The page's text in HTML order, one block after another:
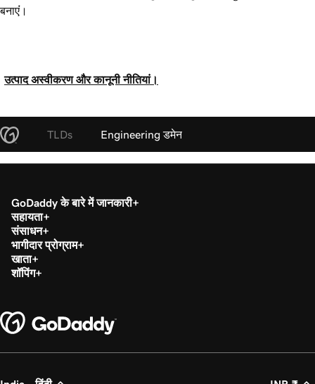
बनाएंं।
उत्पाद अस्वीकरण और कानूनी नीतियां।
TLDs Engineering डमेन
GoDaddy के बारे में जानकारी
सहायता
संसाधन
भागीदार प्रोग्राम
खाता
शॉपिंग